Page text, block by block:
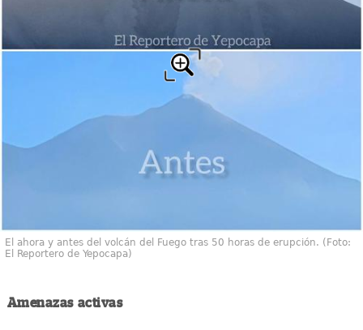
El ahora y antes del volcán del Fuego tras 50 horas de erupción. (Foto:
El Reportero de Yepocapa)
Amenazas activas